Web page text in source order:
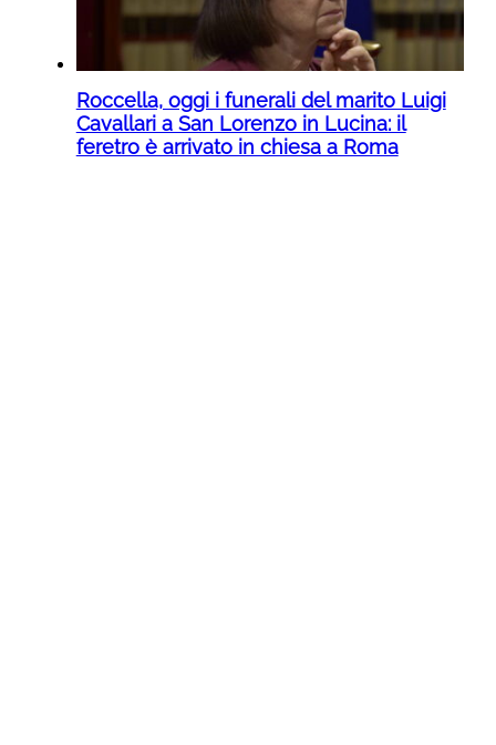
Roccella, oggi i funerali del marito Luigi
Cavallari a San Lorenzo in Lucina: il
feretro è arrivato in chiesa a Roma